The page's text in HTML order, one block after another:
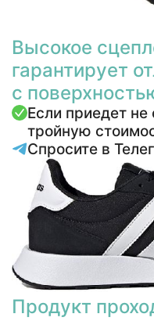
Высокое
гарантирует
с
Если приедет
тройную
Спросите в
Продукт